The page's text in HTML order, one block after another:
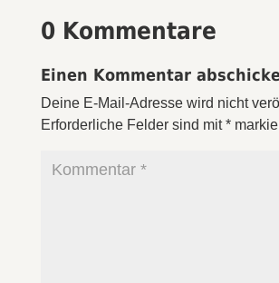
0 Kommentare
Einen Kommentar
Deine E-Mail-Adresse wird nicht
Erforderliche Felder sind mit*